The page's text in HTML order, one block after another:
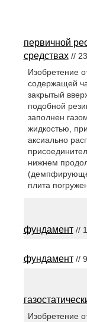
первичной
средствах//
Изобретение
содержащей
закрытый
подобной
заполнен
жидкостью,
аксиально
нижнем
плита
фундамент//
фундамент//
Изобретение